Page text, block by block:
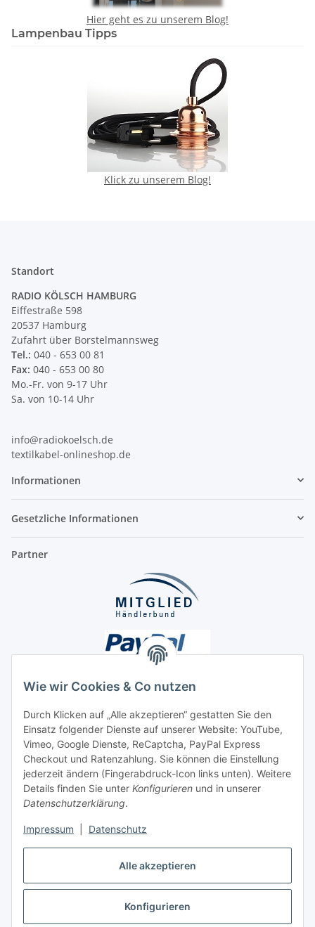
Alle akzeptieren
Konfigurieren
Wie wir Cookies & Co nutzen
Durch Klicken auf „Alle akzeptieren“ gestatten Sie den
Einsatz folgender Dienste auf unserer Website: YouTube,
Vimeo, Google Dienste, ReCaptcha, PayPal Express
Checkout und Ratenzahlung. Sie können die Einstellung
jederzeit ändern (Fingerabdruck-Icon links unten). Weitere
Details finden Sie unter Konfigurieren und in unserer
Datenschutzerklärung.
Impressum Datenschutz
Hier geht es zu unserem Blog!
Lampenbau Tipps
Klick zu unserem Blog!
Standort
RADIO KÖLSCH HAMBURG
Eiffestraße 598
20537 Hamburg
Zufahrt über Borstelmannsweg
Tel.: 040 - 653 00 81
Fax: 040 - 653 00 80
Mo.-Fr. von 9-17 Uhr
Sa. von 10-14 Uhr
info@radiokoelsch.de
textilkabel-onlineshop.de
Informationen
Gesetzliche Informationen
Partner
Unsere Seiten
Social Media
Vertrag widerrufen
* Alle Preise inkl. gesetzlicher USt., ** siehe Lieferbedingungen, zzgl.
Versand